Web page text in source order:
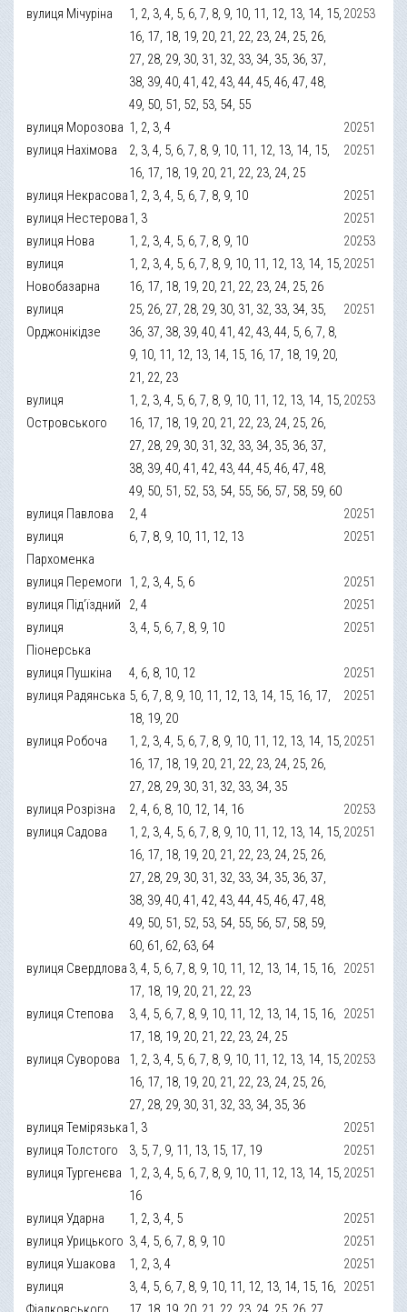
вулиця Мічуріна
1, 2, 3, 4, 5, 6, 7, 8, 9, 10, 11, 12, 13, 14, 15,
16, 17, 18, 19, 20, 21, 22, 23, 24, 25, 26,
27, 28, 29, 30, 31, 32, 33, 34, 35, 36, 37,
38, 39, 40, 41, 42, 43, 44, 45, 46, 47, 48,
49, 50, 51, 52, 53, 54, 55
20253
вулиця Морозова 1, 2, 3, 4
20251
вулиця Нахімова
2, 3, 4, 5, 6, 7, 8, 9, 10, 11, 12, 13, 14, 15,
16, 17, 18, 19, 20, 21, 22, 23, 24, 25
20251
вулиця Некрасова1, 2, 3, 4, 5, 6, 7, 8, 9, 10
20251
вулиця Нестерова1, 3
20251
вулиця Нова
1, 2, 3, 4, 5, 6, 7, 8, 9, 10
20253
вулиця
Новобазарна
1, 2, 3, 4, 5, 6, 7, 8, 9, 10, 11, 12, 13, 14, 15,
16, 17, 18, 19, 20, 21, 22, 23, 24, 25, 26
20251
вулиця
Орджонікідзе
25, 26, 27, 28, 29, 30, 31, 32, 33, 34, 35,
36, 37, 38, 39, 40, 41, 42, 43, 44, 5, 6, 7, 8,
9, 10, 11, 12, 13, 14, 15, 16, 17, 18, 19, 20,
21, 22, 23
20251
вулиця
Островського
1, 2, 3, 4, 5, 6, 7, 8, 9, 10, 11, 12, 13, 14, 15,
16, 17, 18, 19, 20, 21, 22, 23, 24, 25, 26,
27, 28, 29, 30, 31, 32, 33, 34, 35, 36, 37,
38, 39, 40, 41, 42, 43, 44, 45, 46, 47, 48,
49, 50, 51, 52, 53, 54, 55, 56, 57, 58, 59, 60
20253
вулиця Павлова 2, 4
20251
вулиця
Пархоменка
6, 7, 8, 9, 10, 11, 12, 13 20251
вулиця Перемоги 1, 2, 3, 4, 5, 6
20251
вулиця Під’їздний
2, 4
20251
вулиця
Піонерська
3, 4, 5, 6, 7, 8, 9, 10 20251
вулиця Пушкіна 4, 6, 8, 10, 12
20251
вулиця Радянська 5, 6, 7, 8, 9, 10, 11, 12, 13, 14, 15, 16, 17,
18, 19, 20
20251
вулиця Робоча
1, 2, 3, 4, 5, 6, 7, 8, 9, 10, 11, 12, 13, 14, 15,
16, 17, 18, 19, 20, 21, 22, 23, 24, 25, 26,
27, 28, 29, 30, 31, 32, 33, 34, 35
20251
вулиця Розрізна 2, 4, 6, 8, 10, 12, 14, 16
20253
вулиця Садова
1, 2, 3, 4, 5, 6, 7, 8, 9, 10, 11, 12, 13, 14, 15,
16, 17, 18, 19, 20, 21, 22, 23, 24, 25, 26,
27, 28, 29, 30, 31, 32, 33, 34, 35, 36, 37,
38, 39, 40, 41, 42, 43, 44, 45, 46, 47, 48,
49, 50, 51, 52, 53, 54, 55, 56, 57, 58, 59,
60, 61, 62, 63, 64
20251
вулиця Свердлова 3, 4, 5, 6, 7, 8, 9, 10, 11, 12, 13, 14, 15, 16,
17, 18, 19, 20, 21, 22, 23
20251
вулиця Степова
3, 4, 5, 6, 7, 8, 9, 10, 11, 12, 13, 14, 15, 16,
17, 18, 19, 20, 21, 22, 23, 24, 25
20251
вулиця Суворова
1, 2, 3, 4, 5, 6, 7, 8, 9, 10, 11, 12, 13, 14, 15,
16, 17, 18, 19, 20, 21, 22, 23, 24, 25, 26,
27, 28, 29, 30, 31, 32, 33, 34, 35, 36
20253
вулиця Темірязька1, 3
20251
вулиця Толстого
3, 5, 7, 9, 11, 13, 15, 17, 19
20251
вулиця Тургенєва 1, 2, 3, 4, 5, 6, 7, 8, 9, 10, 11, 12, 13, 14, 15,
16
20251
вулиця Ударна 1, 2, 3, 4, 5
20251
вулиця Урицького 3, 4, 5, 6, 7, 8, 9, 10
20251
вулиця Ушакова
1, 2, 3, 4
20251
вулиця
3, 4, 5, 6, 7, 8, 9, 10, 11, 12, 13, 14, 15, 16, 20251